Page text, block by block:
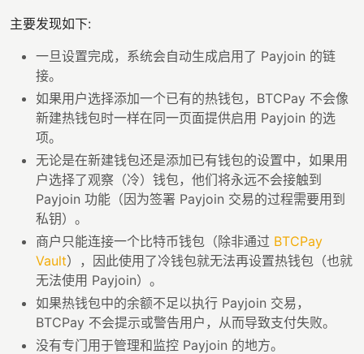
主要发现如下:
一旦设置完成，系统会自动生成启用了 Payjoin 的链
接。
如果用户选择添加一个已有的热钱包，BTCPay 不会像
新建热钱包时一样在同一页面提供启用 Payjoin 的选
项。
无论是在新建钱包还是添加已有钱包的设置中，如果用
户选择了观察（冷）钱包，他们将永远不会接触到
Payjoin 功能（因为签署 Payjoin 交易的过程需要用到
私钥）。
商户只能连接一个比特币钱包（除非通过 BTCPay
Vault），因此使用了冷钱包就无法再设置热钱包（也就
无法使用 Payjoin）。
如果热钱包中的余额不足以执行 Payjoin 交易，
BTCPay 不会提示或警告用户，从而导致支付失败。
没有专门用于管理和监控 Payjoin 的地方。